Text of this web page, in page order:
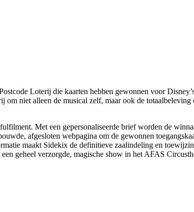
Loterij die kaarten hebben gewonnen voor
niet alleen de musical zelf, maar ook de totaalbeleving
Met een gepersonaliseerde brief worden de
afgesloten webpagina om de gewonnen
maakt Sidekix de definitieve zaalindeling en
geheel verzorgde, magische show in het AFAS